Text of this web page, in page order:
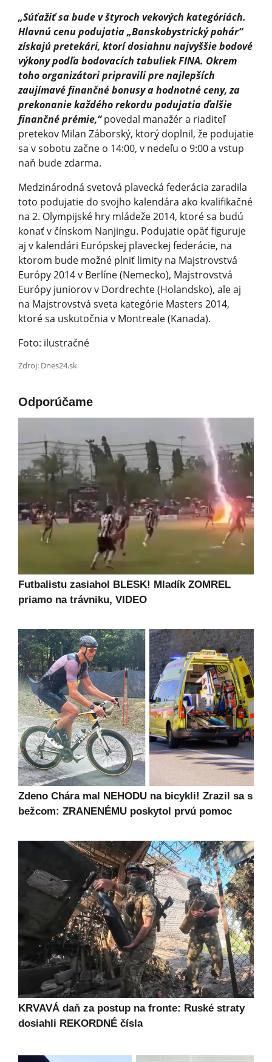
„Súťažiť sa bude v štyroch vekových kategóriách.
Hlavnú cenu podujatia „Banskobystrický pohár“
získajú pretekári, ktorí dosiahnu najvyššie bodové
výkony podľa bodovacích tabuliek FINA. Okrem
toho organizátori pripravili pre najlepších
zaujímavé finančné bonusy a hodnotné ceny, za
prekonanie každého rekordu podujatia ďalšie
finančné prémie,“povedal manažér a riaditeľ
pretekov Milan Záborský, ktorý doplnil, že podujatie
sa v sobotu začne o 14:00, v nedeľu o 9:00 a vstup
naň bude zdarma.
Medzinárodná svetová plavecká federácia zaradila
toto podujatie do svojho kalendára ako kvalifikačné
na 2. Olympijské hry mládeže 2014, ktoré sa budú
konať v čínskom Nanjingu. Podujatie opäť figuruje
aj v kalendári Európskej plaveckej federácie, na
ktorom bude možné plniť limity na Majstrovstvá
Európy 2014 v Berlíne (Nemecko), Majstrovstvá
Európy juniorov v Dordrechte (Holandsko), ale aj
na Majstrovstvá sveta kategórie Masters 2014,
ktoré sa uskutočnia v Montreale (Kanada).
Foto: ilustračné
Zdroj: Dnes24.sk
Odporúčame
Futbalistu zasiahol BLESK! Mladík ZOMREL
priamo na trávniku, VIDEO
Zdeno Chára mal NEHODU na bicykli! Zrazil sa s
bežcom: ZRANENÉMU poskytol prvú pomoc
KRVAVÁ daň za postup na fronte: Ruské straty
dosiahli REKORDNÉ čísla